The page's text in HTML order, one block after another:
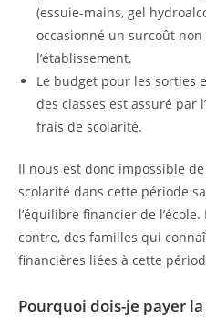
(essuie-mains, gel
occasionné un surcoût
l’établissement.
Le budget pour les sorties
des classes est assuré par
frais de scolarité.
Il nous est donc impossible
scolarité dans cette période
l’équilibre financier de
contre, des familles qui
financières liées à cette
Pourquoi dois-je payer